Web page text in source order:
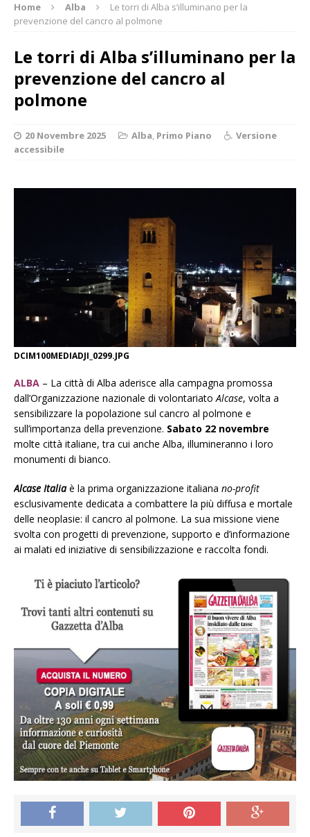
Home Alba
Le torri di Alba s’illuminano per la
prevenzione del cancro al polmone
Le torri di Alba s’illuminano per la
prevenzione del cancro al
polmone
20 Novembre 2025 Alba, Primo Piano
Versione
accessibile
DCIM100MEDIADJI_0299.JPG
ALBA – La città di Alba aderisce alla campagna promossa
dall’Organizzazione nazionale di volontariatoAlcase, volta a
sensibilizzare la popolazione sul cancro al polmone e
sull’importanza della prevenzione. Sabato 22 novembre
molte città italiane, tra cui anche Alba, illumineranno i loro
monumenti di bianco.
Alcase Italiaè la prima organizzazione italiana no-profit
esclusivamente dedicata a combattere la più diffusa e mortale
delle neoplasie: il cancro al polmone. La sua missione viene
svolta con progetti di prevenzione, supporto e d’informazione
ai malati ed iniziative di sensibilizzazione e raccolta fondi.